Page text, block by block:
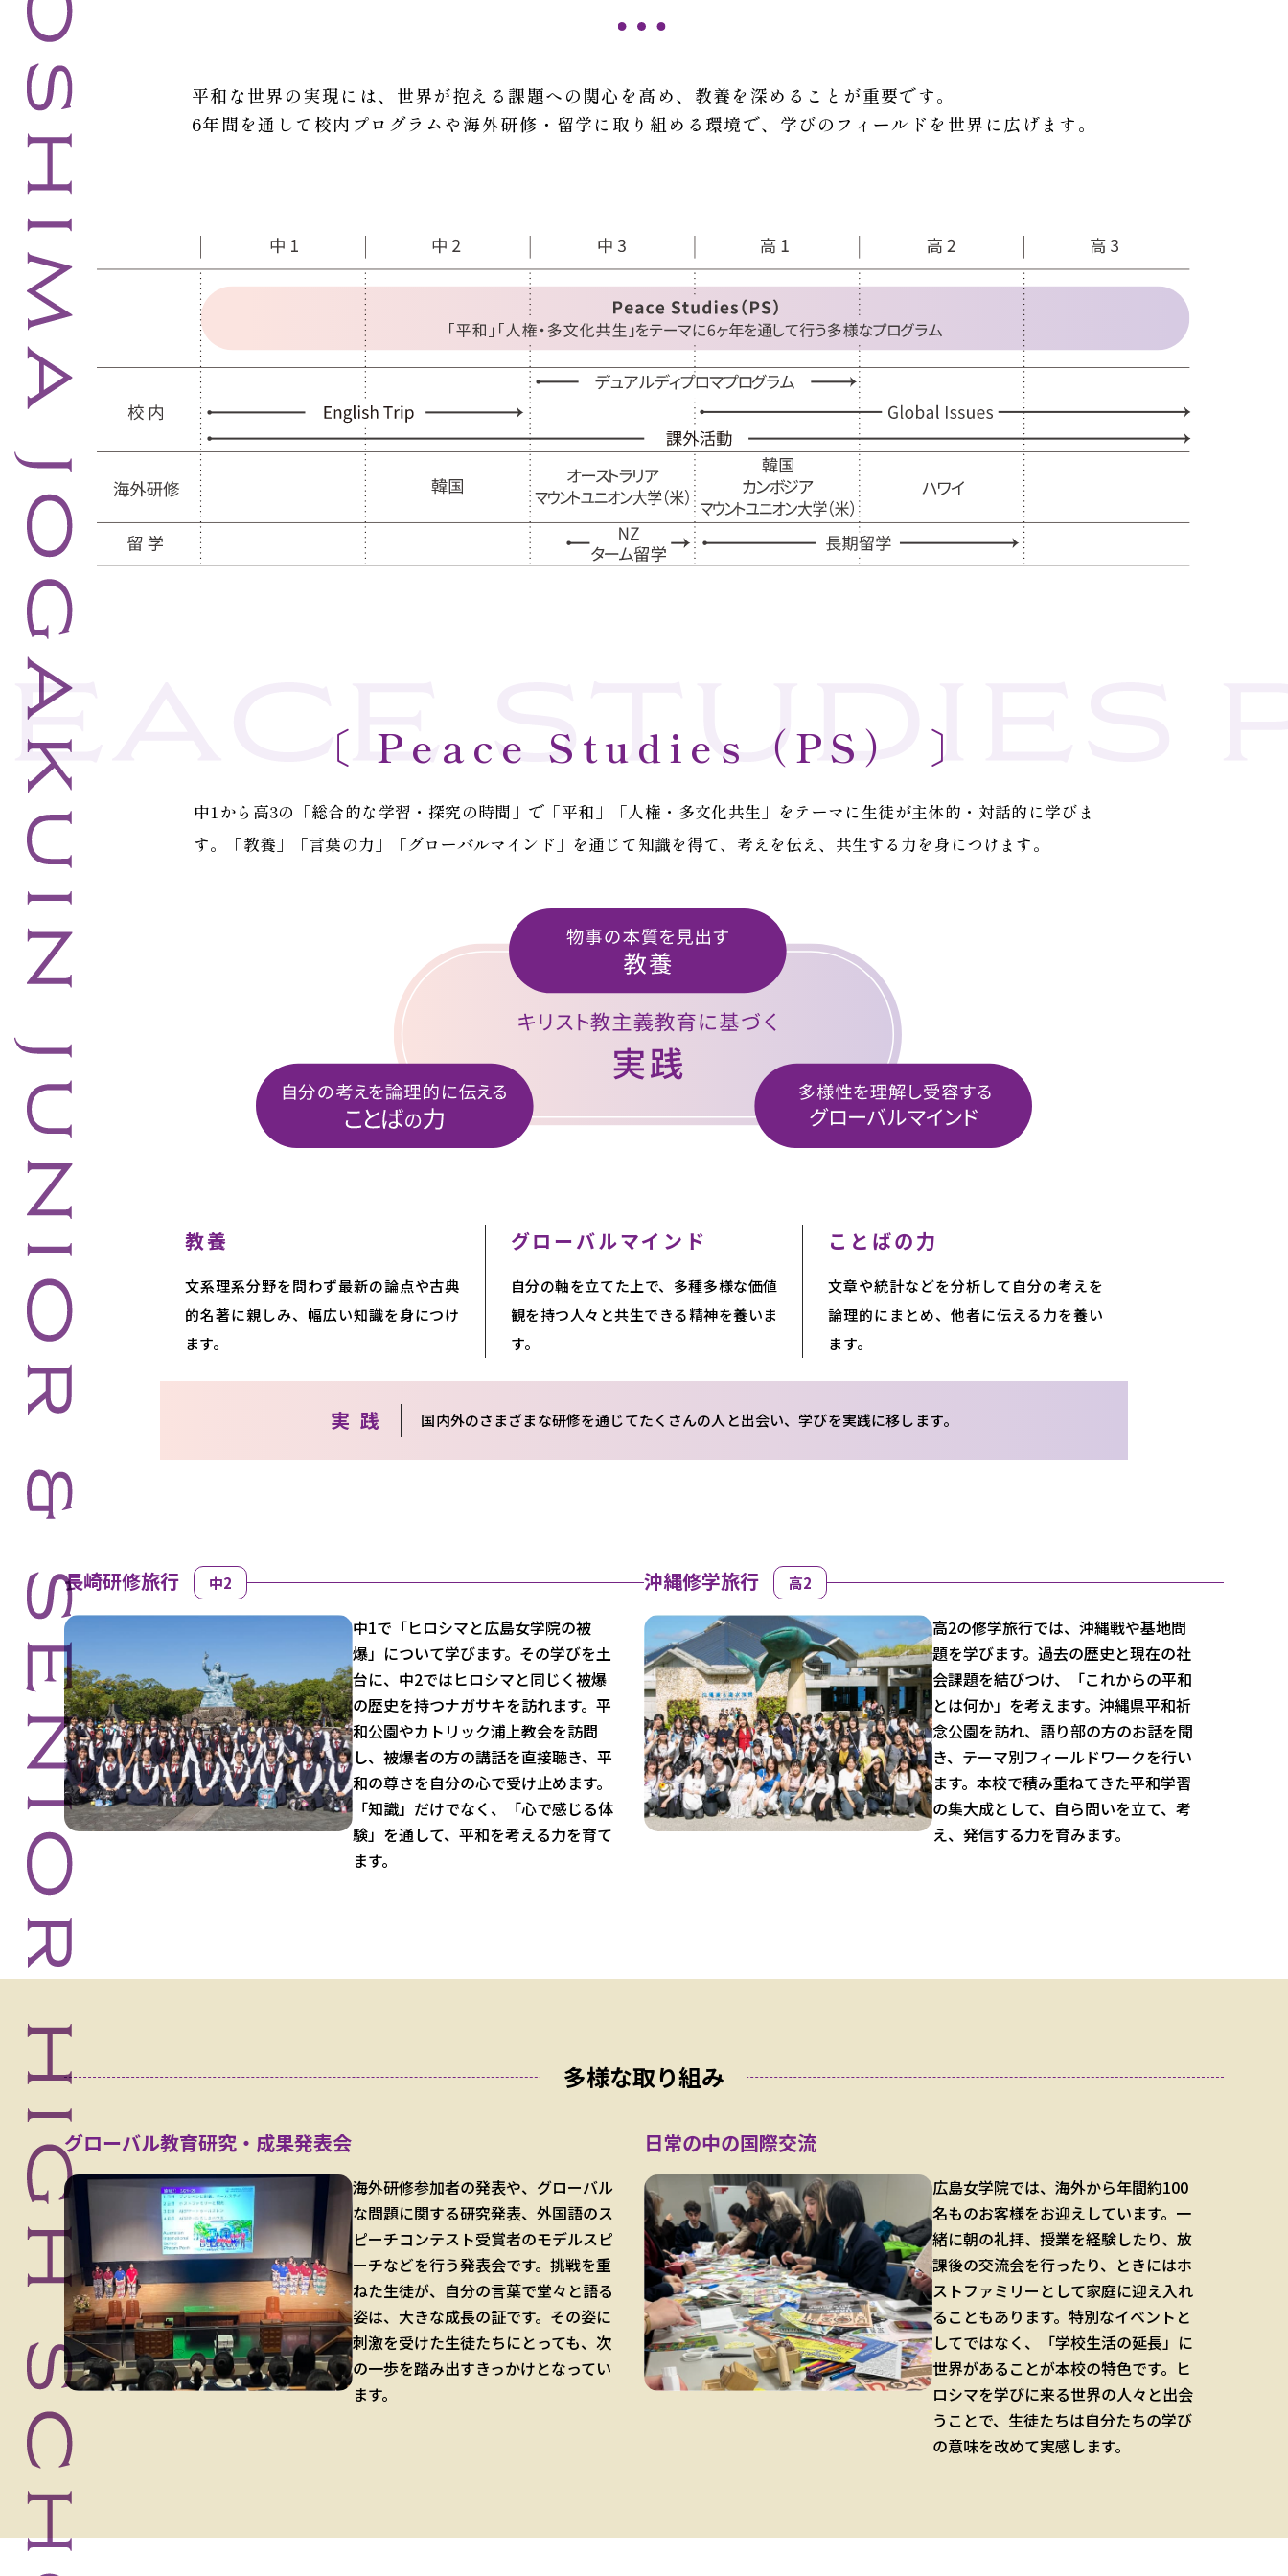
平和な世界の実現には、世界が抱える課題への関心を高め、教養を深めることが重要です。
6年間を通して校内プログラムや海外研修・留学に取り組める環境で、学びのフィールドを世界に広げます。
〔 Peace Studies（PS） 〕
中1から高3の「総合的な学習・探究の時間」で「平和」「人権・多文化共生」をテーマに生徒が主体的・対話的に学びま
す。「教養」「言葉の力」「グローバルマインド」を通じて知識を得て、考えを伝え、共生する力を身につけます。
教養
文系理系分野を問わず最新の論点や古典
的名著に親しみ、幅広い知識を身につけ
ます。
グローバルマインド
自分の軸を立てた上で、多種多様な価値
観を持つ人々と共生できる精神を養いま
す。
ことばの力
文章や統計などを分析して自分の考えを
論理的にまとめ、他者に伝える力を養い
ます。
実 践 国内外のさまざまな研修を通じてたくさんの人と出会い、学びを実践に移します。
長崎研修旅行 中2
中1で「ヒロシマと広島女学院の被
爆」について学びます。その学びを土
台に、中2ではヒロシマと同じく被爆
の歴史を持つナガサキを訪れます。平
和公園やカトリック浦上教会を訪問
し、被爆者の方の講話を直接聴き、平
和の尊さを自分の心で受け止めます。
「知識」だけでなく、「心で感じる体
験」を通して、平和を考える力を育て
ます。
沖縄修学旅行 高2
高2の修学旅行では、沖縄戦や基地問
題を学びます。過去の歴史と現在の社
会課題を結びつけ、「これからの平和
とは何か」を考えます。沖縄県平和祈
念公園を訪れ、語り部の方のお話を聞
き、テーマ別フィールドワークを行い
ます。本校で積み重ねてきた平和学習
の集大成として、自ら問いを立て、考
え、発信する力を育みます。
多様な取り組み
グローバル教育研究・成果発表会
海外研修参加者の発表や、グローバル
な問題に関する研究発表、外国語のス
ピーチコンテスト受賞者のモデルスピ
ーチなどを行う発表会です。挑戦を重
ねた生徒が、自分の言葉で堂々と語る
姿は、大きな成長の証です。その姿に
刺激を受けた生徒たちにとっても、次
の一歩を踏み出すきっかけとなってい
ます。
日常の中の国際交流
広島女学院では、海外から年間約100
名ものお客様をお迎えしています。一
緒に朝の礼拝、授業を経験したり、放
課後の交流会を行ったり、ときにはホ
ストファミリーとして家庭に迎え入れ
ることもあります。特別なイベントと
してではなく、「学校生活の延長」に
世界があることが本校の特色です。ヒ
ロシマを学びに来る世界の人々と出会
うことで、生徒たちは自分たちの学び
の意味を改めて実感します。